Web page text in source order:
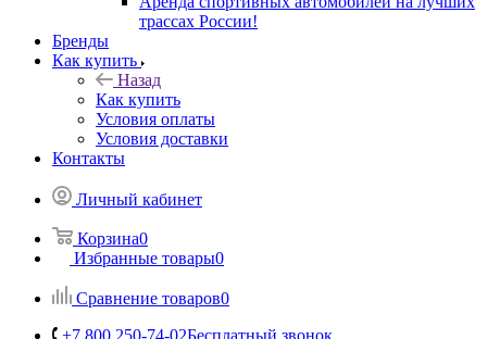
трассах России!
Бренды
Как купить
Назад
Как купить
Условия оплаты
Условия доставки
Контакты
Личный кабинет
Корзина0
Избранные товары0
Сравнение товаров0
+7 800 250-74-02Бесплатный звонок